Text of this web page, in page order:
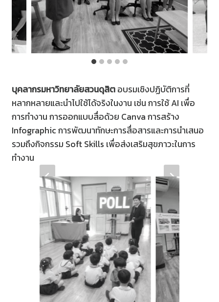
บุคลากรมหาวิทยาลัยสวนดุสิตอบรมเชิงปฏิบัติการที่
หลากหลายและนำไปใช้ได้จริงในงาน เช่น การใช้ AI เพื่อ
การทำงาน การออกแบบสื่อด้วย Canva การสร้าง
Infographic การพัฒนาทักษะการสื่อสารและการนำเสนอ
รวมถึงกิจกรรม Soft Skills เพื่อส่งเสริมสุขภาวะในการ
ทำงาน